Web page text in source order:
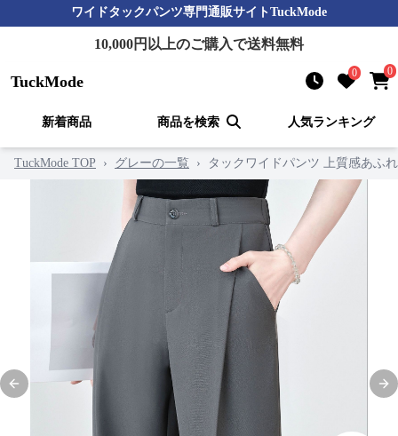
ワイドタックパンツ専門通販サイトTuckMode
10,000円以上のご購入で送料無料
TuckMode 0 0
新着商品 商品を検索 人気ランキング
TuckMode TOP › グレーの一覧 › タックワイドパンツ 上質感あふ
Previous slide